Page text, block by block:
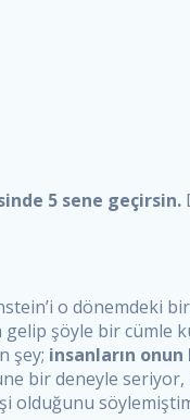
5 sene geçirsin.
o dönemdeki
gelip şöyle bir cümle
şey; insanların
bir deneyle
olduğunu